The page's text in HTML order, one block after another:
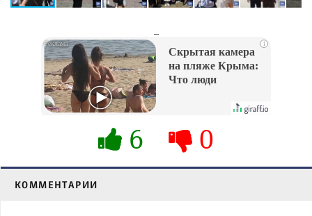
i
Скрытая камера
на пляже Крыма:
Что люди
их не видят...
6 0
КОММЕНТАРИИ